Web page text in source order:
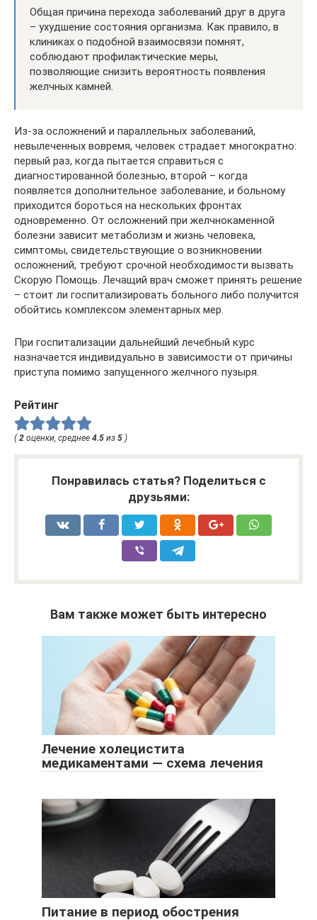
Общая причина перехода заболеваний друг в друга
– ухудшение состояния организма. Как правило, в
клиниках о подобной взаимосвязи помнят,
соблюдают профилактические меры,
позволяющие снизить вероятность появления
желчных камней.
Из-за осложнений и параллельных заболеваний,
невылеченных вовремя, человек страдает многократно:
первый раз, когда пытается справиться с
диагностированной болезнью, второй – когда
появляется дополнительное заболевание, и больному
приходится бороться на нескольких фронтах
одновременно. От осложнений при желчнокаменной
болезни зависит метаболизм и жизнь человека,
симптомы, свидетельствующие о возникновении
осложнений, требуют срочной необходимости вызвать
Скорую Помощь. Лечащий врач сможет принять решение
– стоит ли госпитализировать больного либо получится
обойтись комплексом элементарных мер.
При госпитализации дальнейший лечебный курс
назначается индивидуально в зависимости от причины
приступа помимо запущенного желчного пузыря.
Рейтинг
( 2 оценки, среднее 4.5 из 5 )
Понравилась статья? Поделиться с
друзьями:
Вам также может быть интересно
Лечение холецистита
медикаментами — схема лечения
Питание в период обострения